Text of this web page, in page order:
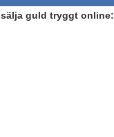
guld tryggt online: